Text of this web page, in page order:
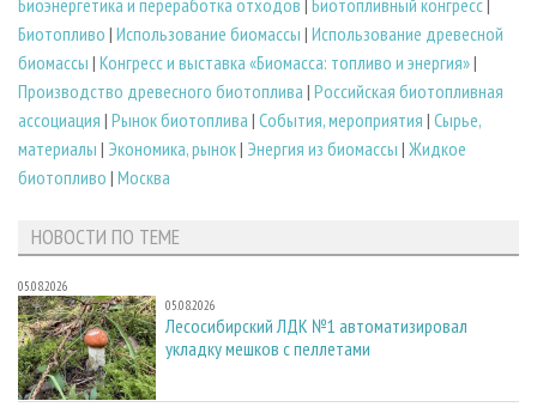
Биотопливо | Использование биомассы | Использование древесной
биомассы | Конгресс и выставка «Биомасса: топливо и энергия»|
Производство древесного биотоплива | Российская биотопливная
ассоциация | Рынок биотоплива | События, мероприятия | Сырье,
материалы | Экономика, рынок| Энергия из биомассы | Жидкое
биотопливо | Москва
НОВОСТИ ПО ТЕМЕ
05.08.2026
05.08.2026
Лесосибирский ЛДК №1 автоматизировал
укладку мешков с пеллетами